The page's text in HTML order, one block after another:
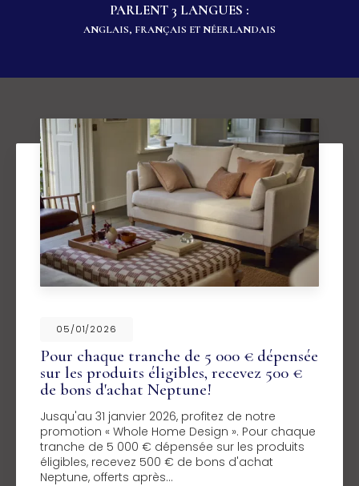
PARLENT 3 LANGUES :
ANGLAIS, FRANÇAIS ET NÉERLANDAIS
05/01/2026
Pour chaque tranche de 5 000 € dépensée
sur les produits éligibles, recevez 500 €
de bons d'achat Neptune!
Jusqu'au 31 janvier 2026, profitez de notre
promotion « Whole Home Design ». Pour chaque
tranche de 5 000 € dépensée sur les produits
éligibles, recevez 500 € de bons d'achat
Neptune, offerts après…